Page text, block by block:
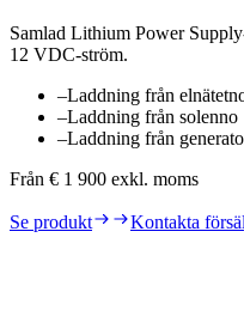
Samlad Lithium Power
12 VDC-ström.
–Laddning från elnätet
–Laddning från solenno
–Laddning från
Från € 1 900 exkl. moms
Se produkt Kontakta